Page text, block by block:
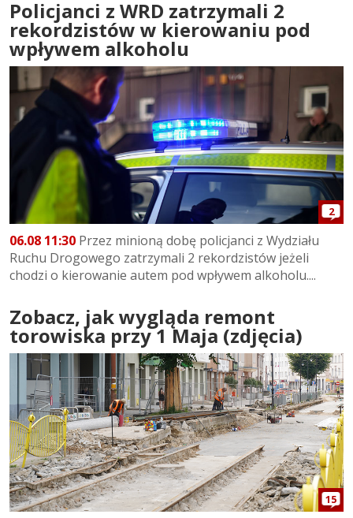
Policjanci z WRD zatrzymali 2
rekordzistów w kierowaniu pod
wpływem alkoholu
2
06.08 11:30 Przez minioną dobę policjanci z Wydziału
Ruchu Drogowego zatrzymali 2 rekordzistów jeżeli
chodzi o kierowanie autem pod wpływem alkoholu....
Zobacz, jak wygląda remont
torowiska przy 1 Maja (zdjęcia)
15